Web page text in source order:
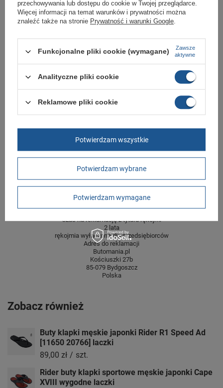
podania przyczyny.
Gwarancja
Materiał zewnętrzny guma
Zapięcie
centymetrach
Więcej
Szerokość towaru w
centymetrach
Więcej
20
Wysokość towaru w
12
GWARANCJA
Czas na reklamację z tytułu rękojmi
2 lata
rękojmia wyłączona dla przedsiębiorców
Adres do reklamacji
Butomania.pl
Kościuszki 27b
85-079 Bydgoszcz
Polska
Zobacz również
Buty klapki męskie japonki Rider R1 Speed Ad
[11650 20766] laczki
89,00 zł / szt.
Rider buty klapki sportowe męskie japonki Cape
XVIII wygodne laczki
przechowywania lub dostępu do cookie w Twojej przeglądarce.
Więcej informacji na temat warunków i prywatności można
znaleźć także na stronie Prywatność i warunki Google.
Funkcjonalne pliki cookie (wymagane)
Zawsze
aktywne
Analityczne pliki cookie
Reklamowe pliki cookie
Potwierdzam wybrane
Potwierdzam wymagane
Potwierdzam wszystkie